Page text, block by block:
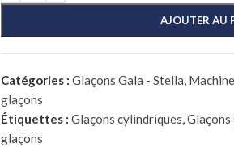
AJOUTER AU
Catégories : Glaçons Gala - Stella,
glaçons
Étiquettes : Glaçons cylindriques,
glaçons